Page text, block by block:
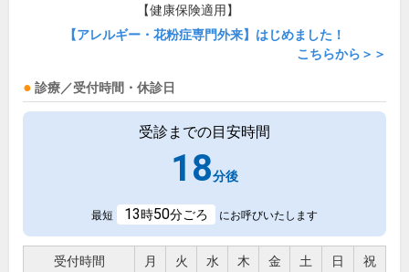
【健康保険適用】
【アレルギー・花粉症専門外来】はじめました！
こちらから＞＞
診療／受付時間・休診日
受診までの目安時間
18分後
最短 13時50分ごろ にお呼びいたします
受付時間 月 火 水 木 金 土 日 祝